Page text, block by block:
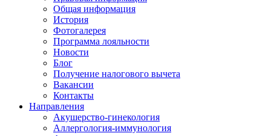
Общая информация
История
Фотогалерея
Программа лояльности
Новости
Блог
Получение налогового вычета
Вакансии
Контакты
Направления
Акушерство-гинекология
Аллергология-иммунология